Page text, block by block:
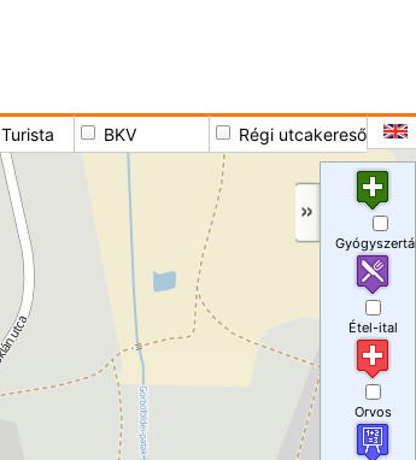
Turista BKV Régi utcakereső
Étel-ital
Orvos